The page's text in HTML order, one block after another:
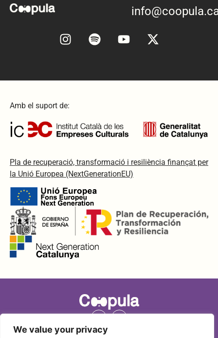
We value your privacy
Amb el suport de:
Pla de recuperació, transformació i resiliència finançat per
la Unió Europea (NextGenerationEU)
Copyright © 2024 Coopula